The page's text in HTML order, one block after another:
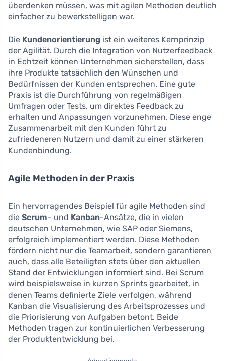
überdenken müssen, was mit agilen Methoden deutlich
einfacher zu bewerkstelligen war.
Die Kundenorientierung ist ein weiteres Kernprinzip
der Agilität. Durch die Integration von Nutzerfeedback
in Echtzeit können Unternehmen sicherstellen, dass
ihre Produkte tatsächlich den Wünschen und
Bedürfnissen der Kunden entsprechen. Eine gute
Praxis ist die Durchführung von regelmäßigen
Umfragen oder Tests, um direktes Feedback zu
erhalten und Anpassungen vorzunehmen. Diese enge
Zusammenarbeit mit den Kunden führt zu
zufriedeneren Nutzern und damit zu einer stärkeren
Kundenbindung.
Agile Methoden in der Praxis
Ein hervorragendes Beispiel für agile Methoden sind
die Scrum– und Kanban-Ansätze, die in vielen
deutschen Unternehmen, wie SAP oder Siemens,
erfolgreich implementiert werden. Diese Methoden
fördern nicht nur die Teamarbeit, sondern garantieren
auch, dass alle Beteiligten stets über den aktuellen
Stand der Entwicklungen informiert sind. Bei Scrum
wird beispielsweise in kurzen Sprints gearbeitet, in
denen Teams definierte Ziele verfolgen, während
Kanban die Visualisierung des Arbeitsprozesses und
die Priorisierung von Aufgaben betont. Beide
Methoden tragen zur kontinuierlichen Verbesserung
der Produktentwicklung bei.